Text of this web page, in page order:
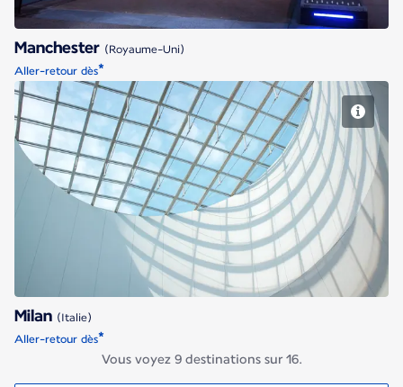
Manchester (Royaume-Uni)
Aller-retour dès*
Milan
Milan (Italie)
Aller-retour dès*
Vous voyez 9 destinations sur 16.